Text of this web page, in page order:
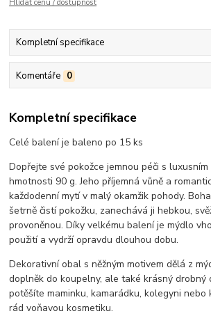
Hlídat cenu / dostupnost
Kompletní specifikace
Komentáře 0
Kompletní specifikace
Celé balení je baleno po 15 ks
Dopřejte své pokožce jemnou péči s
hmotnosti 90 g. Jeho příjemná vůně a
každodenní mytí v malý okamžik pohody.
šetrně čistí pokožku, zanechává ji hebkou,
provoněnou. Díky velkému balení je mýdlo
použití a vydrží opravdu dlouhou dobu.
Dekorativní obal s něžným motivem dělá z
doplněk do koupelny, ale také krásný drobný
potěšíte maminku, kamarádku, kolegyni nebo
rád voňavou kosmetiku.